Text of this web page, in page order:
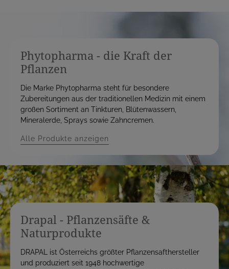
Phytopharma - die Kraft der
Pflanzen
Die Marke Phytopharma steht für besondere
Zubereitungen aus der traditionellen Medizin mit einem
großen Sortiment an Tinkturen, Blütenwassern,
Mineralerde, Sprays sowie Zahncremen.
Alle Produkte anzeigen
Drapal - Pflanzensäfte &
Naturprodukte
DRAPAL ist Österreichs größter Pflanzensafthersteller
und produziert seit 1948 hochwertige